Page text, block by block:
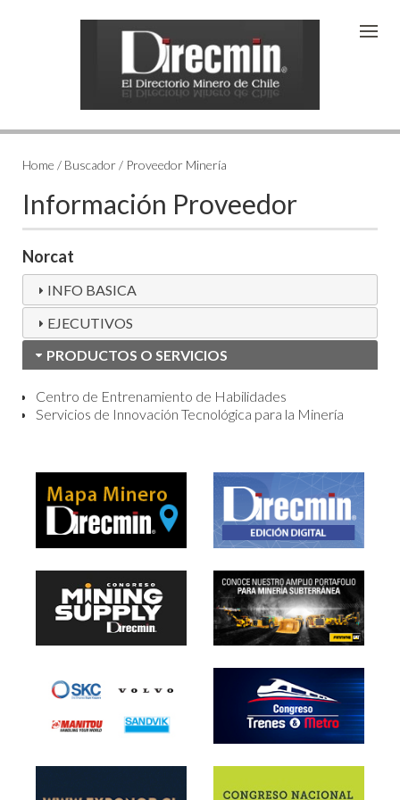
Home / Buscador / Proveedor Minería
Información Proveedor
Norcat
INFO BASICA
EJECUTIVOS
PRODUCTOS O SERVICIOS
Centro de Entrenamiento de Habilidades
Servicios de Innovación Tecnológica para la Minería